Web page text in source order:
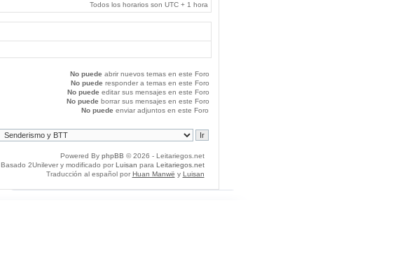
Todos los horarios son UTC + 1 hora
No puede abrir nuevos temas en este Foro
No puede responder a temas en este Foro
No puede editar sus mensajes en este Foro
No puede borrar sus mensajes en este Foro
No puede enviar adjuntos en este Foro
Powered By phpBB © 2026 - Leitariegos.net
Basado 2Unilever y modificado por Luisan para Leitariegos.net
Traducción al español por Huan Manwë y Luisan